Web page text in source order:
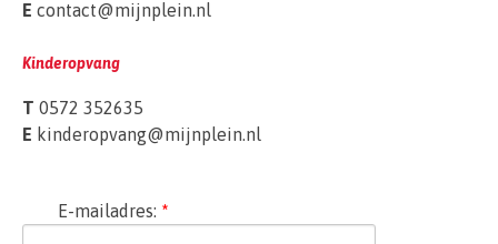
E contact@mijnplein.nl
Kinderopvang
T 0572 352635
E kinderopvang@mijnplein.nl
E-mailadres: